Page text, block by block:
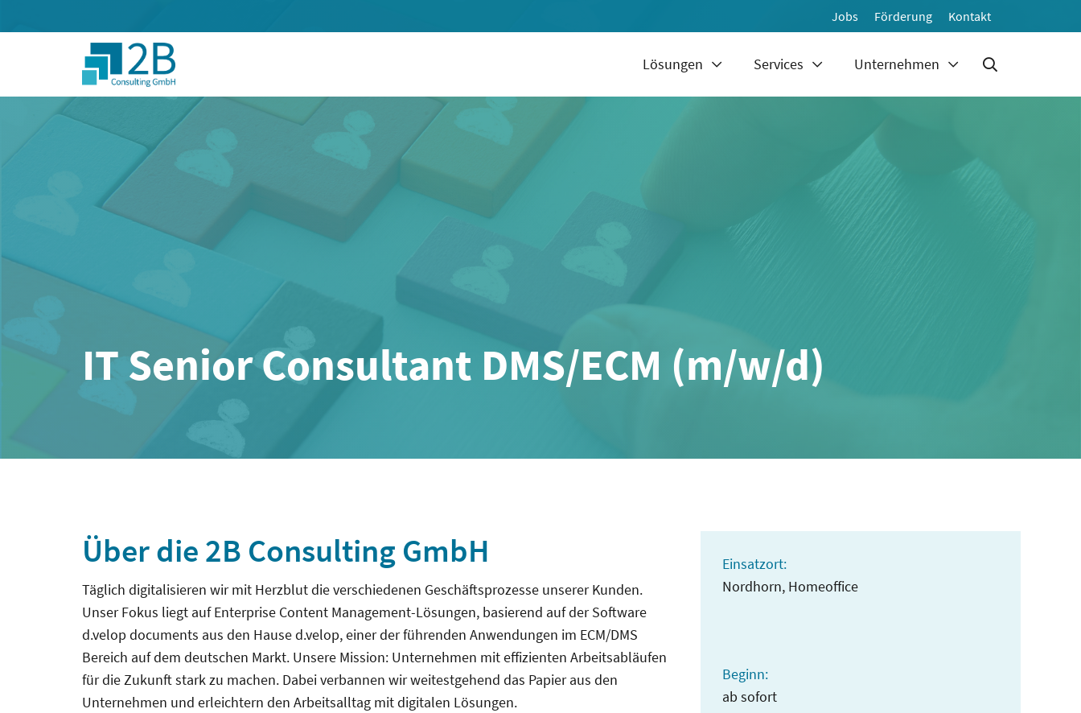
Jobs Förderung Kontakt
Lösungen Services Unternehmen
IT Senior Consultant DMS/ECM (m/w/d)
Über die 2B Consulting GmbH
Täglich digitalisieren wir mit Herzblut die verschiedenen Geschäftsprozesse unserer Kunden.
Unser Fokus liegt auf Enterprise Content Management-Lösungen, basierend auf der Software
d.velop documents aus den Hause d.velop, einer der führenden Anwendungen im ECM/DMS
Bereich auf dem deutschen Markt. Unsere Mission: Unternehmen mit effizienten Arbeitsabläufen
für die Zukunft stark zu machen. Dabei verbannen wir weitestgehend das Papier aus den
Unternehmen und erleichtern den Arbeitsalltag mit digitalen Lösungen.
Einsatzort:
Nordhorn, Homeoffice
Beginn:
ab sofort